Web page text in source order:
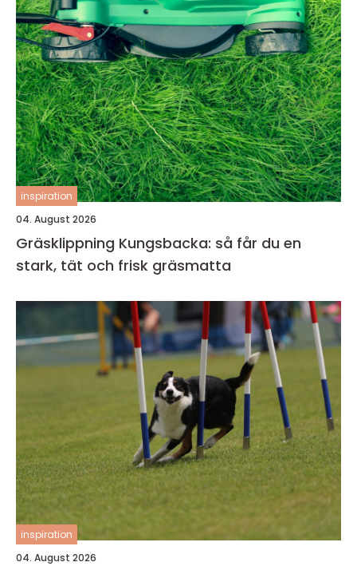
inspiration
04. August 2026
Gräsklippning Kungsbacka: så får du en
stark, tät och frisk gräsmatta
inspiration
04. August 2026